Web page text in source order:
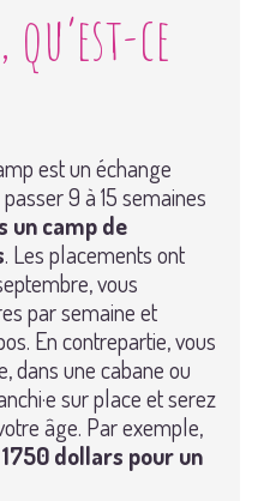
ce
est un échange
9 à 15 semaines
un camp de
. Les placements ont
vous
par semaine et
En contrepartie, vous
dans une cabane ou
sur place et serez
âge. Par exemple,
1750 dollars pour un